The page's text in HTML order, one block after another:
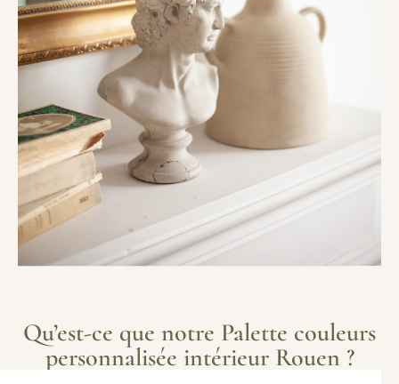
Qu’est-ce que notre Palette couleurs
personnalisée intérieur Rouen ?